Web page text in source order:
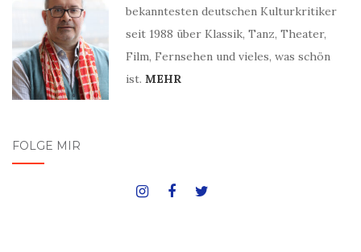
bekanntesten deutschen Kulturkritiker
seit 1988 über Klassik, Tanz, Theater,
Film, Fernsehen und vieles, was schön
ist. MEHR
FOLGE MIR